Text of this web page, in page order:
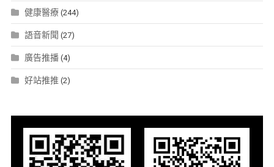
健康醫療(244)
語音新聞 (27)
廣告推播(4)
好站推推 (2)